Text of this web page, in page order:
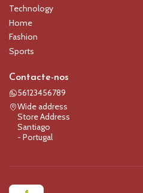
Technology
Home
Fashion
Sports
Contacte-nos
56123456789
Wide address
Store Address
Santiago
- Portugal